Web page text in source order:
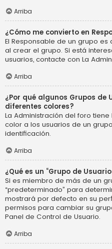
Arriba
¿Cómo me convierto en
El Responsable de un grupo
al crear el grupo. Si está
usuarios, contacte con La
Arriba
¿Por qué algunos Grupos de
diferentes colores?
La Administración del foro
color a los usuarios de un
identificación.
Arriba
¿Qué es un “Grupo de
Si es miembro de más de un
“predeterminado” para
mostrará por defecto en su
permisos para cambiar su
Panel de Control de Usuario.
Arriba